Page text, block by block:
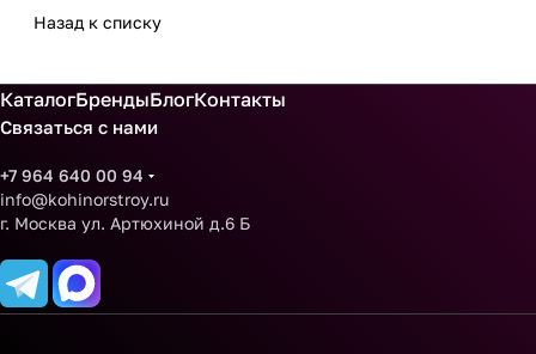
Назад к списку
КаталогБрендыБлогКонтакты
Связаться с нами
+7 964 640 00 94
info@kohinorstroy.ru
г. Москва ул. Артюхиной д.6 Б